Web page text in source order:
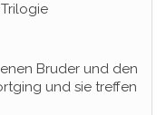
Bruder und den
und sie treffen